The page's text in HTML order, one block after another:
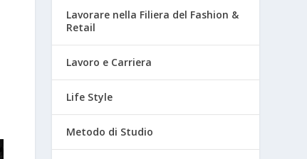
Lavorare nella Filiera del Fashion &
Retail
Lavoro e Carriera
Life Style
Metodo di Studio